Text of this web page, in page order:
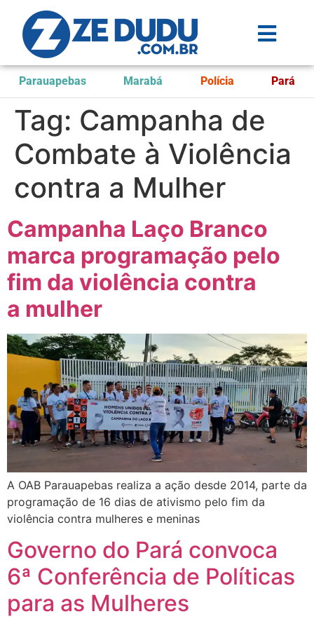
Parauapebas Marabá Polícia Pará
Tag: Campanha de
Combate à Violência
contra a Mulher
Campanha Laço Branco
marca programação pelo
fim da violência contra
a mulher
A OAB Parauapebas realiza a ação desde 2014, parte da
programação de 16 dias de ativismo pelo fim da
violência contra mulheres e meninas
Governo do Pará convoca
6ª Conferência de Políticas
para as Mulheres